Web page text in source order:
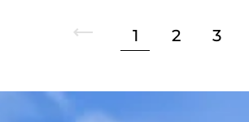
上一步
1 2 3